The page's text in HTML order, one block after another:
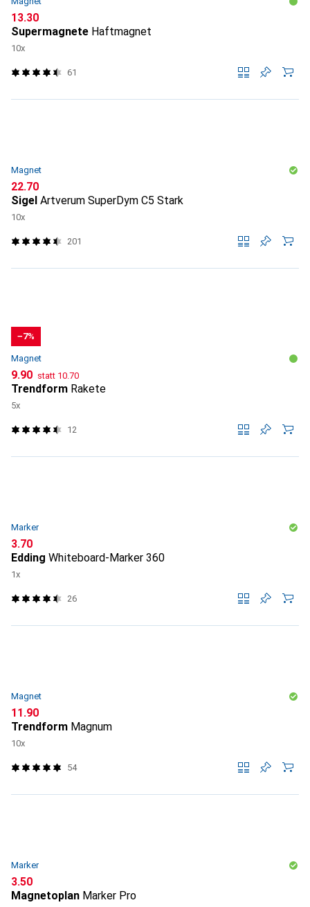
CHF
13.30
Supermagnete Haftmagnet
10x
61
Magnet
CHF
22.70
Sigel Artverum SuperDym C5 Stark
10x
201
−7%
Magnet
CHF
9.90 statt CHF
10.70
Trendform Rakete
5x
12
Marker
CHF
3.70
Edding Whiteboard-Marker 360
1x
26
Magnet
CHF
11.90
Trendform Magnum
10x
54
Marker
CHF
3.50
Magnetoplan Marker Pro